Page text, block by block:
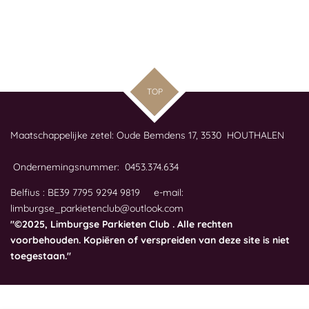
TOP
Maatschappelijke zetel: Oude Bemdens 17, 3530 HOUTHALEN
Ondernemingsnummer: 0453.374.634
Belfius : BE39 7795 9294 9819 e-mail:
limburgse_parkietenclub@outlook.com
"©2025, Limburgse Parkieten Club . Alle rechten
voorbehouden. Kopiëren of verspreiden van deze site is niet
toegestaan."